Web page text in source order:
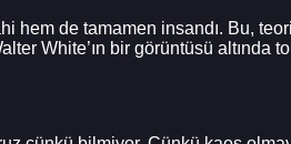
hem de tamamen insandı. Bu,
White’ın bir görüntüsü altında